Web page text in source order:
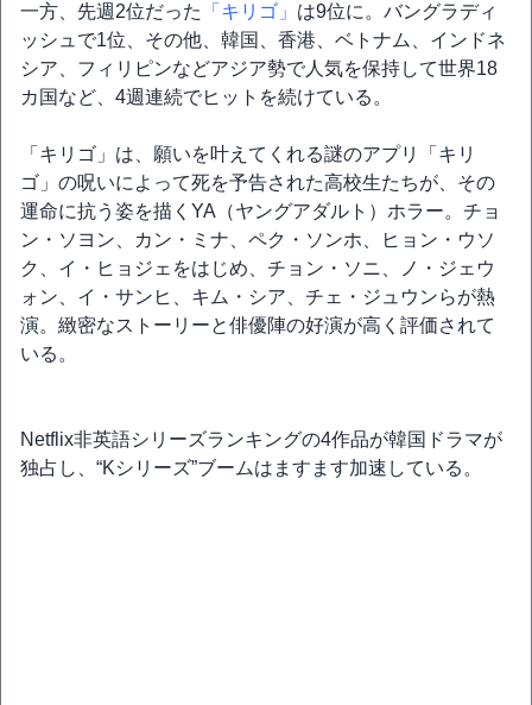
一方、先週2位だった 「キリゴ」 は9位に。バングラディ
ッシュで1位、その他、韓国、香港、ベトナム、インドネ
シア、フィリピンなどアジア勢で人気を保持して世界18
カ国など、4週連続でヒットを続けている。
「キリゴ」は、願いを叶えてくれる謎のアプリ「キリ
ゴ」の呪いによって死を予告された高校生たちが、その
運命に抗う姿を描くYA（ヤングアダルト）ホラー。チョ
ン・ソヨン、カン・ミナ、ペク・ソンホ、ヒョン・ウソ
ク、イ・ヒョジェをはじめ、チョン・ソニ、ノ・ジェウ
ォン、イ・サンヒ、キム・シア、チェ・ジュウンらが熱
演。緻密なストーリーと俳優陣の好演が高く評価されて
いる。
Netflix非英語シリーズランキングの4作品が韓国ドラマが
独占し、“Kシリーズ”ブームはますます加速している。